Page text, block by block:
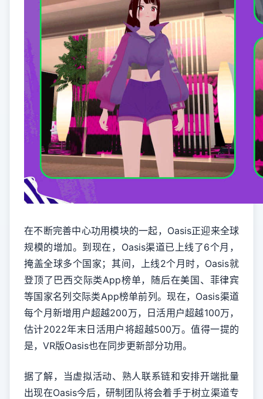
在不断完善中心功用模块的一起，Oasis正迎来全球
规模的增加。到现在，Oasis渠道已上线了6个月，
掩盖全球多个国家；其间，上线2个月时，Oasis就
登顶了巴西交际类App榜单，随后在美国、菲律宾
等国家名列交际类App榜单前列。现在，Oasis渠道
每个月新增用户超越200万，日活用户超越100万，
估计2022年末日活用户将超越500万。值得一提的
是，VR版Oasis也在同步更新部分功用。
据了解，当虚拟活动、熟人联系链和安排开端批量
出现在Oasis今后，研制团队将会着手于树立渠道专